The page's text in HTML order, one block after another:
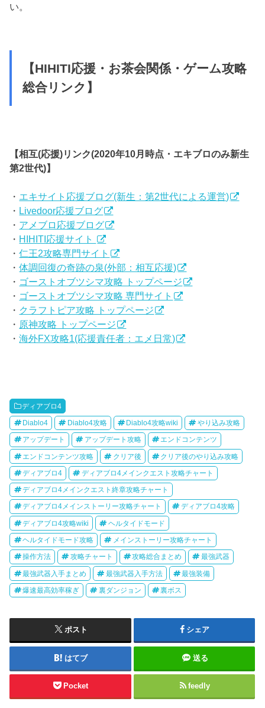
い。
【HIHITI応援・お茶会関係・ゲーム攻略
総合リンク】
【相互(応援)リンク(2020年10月時点・エキブロのみ新生
第2世代)】
・ エキサイト応援ブログ(新生：第2世代による運営)
・ Livedoor応援ブログ
・ アメブロ応援ブログ
・ HIHITI応援サイト
・仁王2攻略専門サイト
・体調回復の奇跡の泉(外部：相互応援)
・ ゴーストオブツシマ攻略 トップページ
・ ゴーストオブツシマ攻略 専門サイト
・ クラフトピア攻略 トップページ
・ 原神攻略 トップページ
・海外FX攻略1(応援責任者：エメ日常)
ディアブロ4
Diablo4 Diablo4攻略 Diablo4攻略wiki やり込み攻略
アップデート アップデート攻略 エンドコンテンツ
エンドコンテンツ攻略 クリア後 クリア後のやり込み攻略
ディアブロ4 ディアブロ4メインクエスト攻略チャート
ディアブロ4メインクエスト終章攻略チャート
ディアブロ4メインストーリー攻略チャート ディアブロ4攻略
ディアブロ4攻略wiki ヘルタイドモード
ヘルタイドモード攻略 メインストーリー攻略チャート
操作方法 攻略チャート 攻略総合まとめ 最強武器
最強武器入手まとめ 最強武器入手方法 最強装備
爆速最高効率稼ぎ 裏ダンジョン 裏ボス
ポスト シェア
はてブ 送る
Pocket feedly